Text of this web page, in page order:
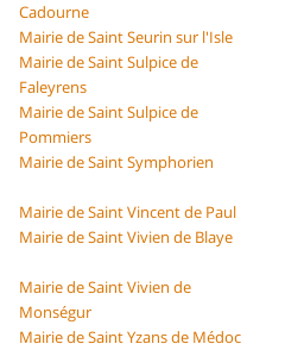
Cadourne
Mairie de Saint Seurin sur l'Isle
Mairie de Saint Sulpice de
Faleyrens
Mairie de Saint Sulpice de
Pommiers
Mairie de Saint Symphorien
Mairie de Saint Vincent de Paul
Mairie de Saint Vivien de Blaye
Mairie de Saint Vivien de
Monségur
Mairie de Saint Yzans de Médoc